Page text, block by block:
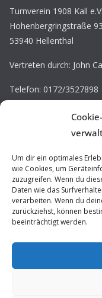
Um dir ein optimales
wie Cookies, um
zuzugreifen. Wenn du
Daten wie das
verarbeiten. Wenn du
zurückziehst, können
beeinträchtigt werden.
Turnverein 1908 Kall e.V.
Hohenbergringstraße 93
53940 Hellenthal
Vertreten durch: John
Telefon: 0172/3527898
E-Mail: john.caris@tv-
Eintragung im
Registernummer: VR
Impressum /
Prävention